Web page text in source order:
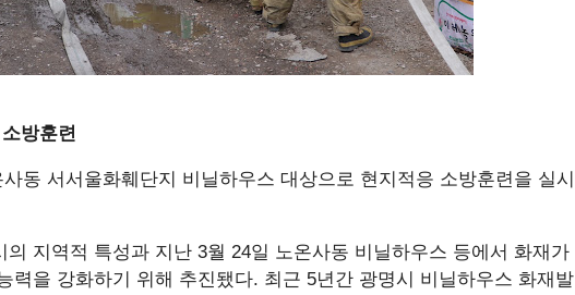
방훈련
동 서서울화훼단지 비닐하우스 대상으로 현지적응 소방훈련을 실시
지역적 특성과 지난 3월 24일 노온사동 비닐하우스 등에서 화재가
력을 강화하기 위해 추진됐다. 최근 5년간 광명시 비닐하우스 화재발